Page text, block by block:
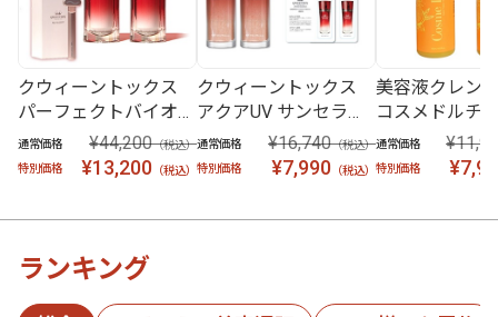
クウィーントックス
パーフェクトバイオセ
ラム 特別3点セット
通常価格 ¥44,200（税込）
特別価格
¥13,200（税込）
クウィーントックス
アクアUV サンセラム
2本 ＋ セラムパウチ5
枚セット
通常価格 ¥16,740（税込）
特別価格
¥7,990（税込）
美容液クレ
コスメドルチ
ス 2本セット
通常価格
特別価格
ランキング